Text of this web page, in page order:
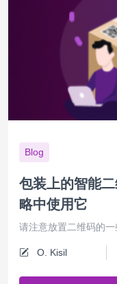
Blog
包装上的智能
略中使用它
请注意放置二维码的一
O. Kisil